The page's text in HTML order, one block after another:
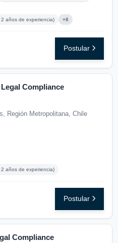
años de experiencia) +8
Postular
Compliance
Región Metropolitana, Chile
años de experiencia)
Postular
Compliance